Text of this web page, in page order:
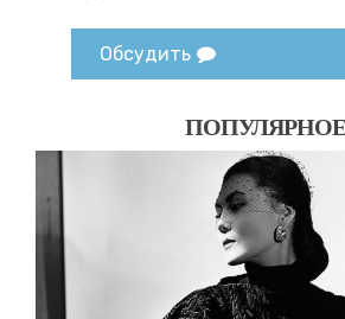
Обсудить
ПОПУЛЯРНОЕ